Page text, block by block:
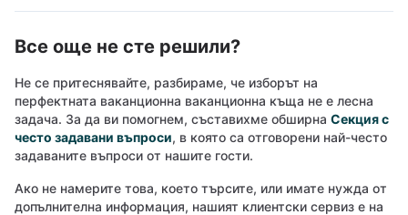
Все още не сте решили?
Не се притеснявайте, разбираме, че изборът на
перфектната ваканционна ваканционна къща не е лесна
задача. За да ви помогнем, съставихме обширна Секция с
често задавани въпроси, в която са отговорени най-често
задаваните въпроси от нашите гости.
Ако не намерите това, което търсите, или имате нужда от
допълнителна информация, нашият клиентски сервиз е на